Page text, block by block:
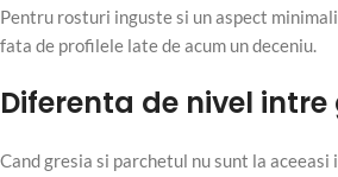
Pentru rosturi inguste si un aspect
fata de profilele late de acum un deceniu.
Diferenta de nivel
Cand gresia si parchetul nu sunt la